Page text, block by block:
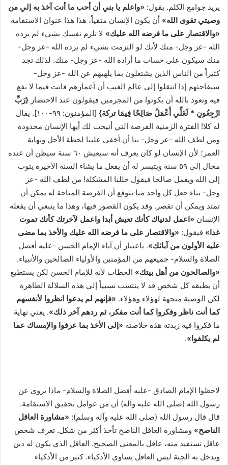
يريد جوامع الكلم. يقول: «واعلم يا بني أن أحب ما أنت آخذ به إلي من
وصيتي تقوى الله» أن يكون الإنسان متقياً، هذا هذا عنوان الاستقامة
«والاقتصار على ما فرضه الله عليك» لا تلزم نفسك بشيء لم يرده
الله -عز وجل- منك لأنك لو التزمت بشيء لم يرده الله -عز وجل-
منك سيكون على حساب ما أراده الله -عز وجل- منك. لذلك تجد
كثيراً من الناس الذين يشتغلون بما يلهيهم عن الله -عز وجل-
سيفاجئهم إذا انتقلوا إلى عالم الغيب أن أعمارهم فاتت فيما لا نفع
فيه ونعوذ بالله أن يكونوا من المجرمين فيقولون عند الاحتضار {رَبِّ
ارْجِعُونِ * لَعَلِّي أَعْمَلُ صَالِحًا فِيمَا تركة}
[المؤمنون: ٩٩-١٠٠]. يقال
له كلا! الفترة الزمنية الفرصة التي أتيحت لك أيها الإنسان محدودة
ومن لطف الله -عز وجل- بنا أن أخفى علينا لحظة الأجل ونهاية
العمر؛ لأن الإنسان لو كان يعرف أنه سيعيش ٦٠ سنة سيظن أن عنده
مجال إلى ٥٩ سنة ويتيسر له أن يفعل ما يشاء السنة الأخيرة يتوب
إلى الله ويعمل صالحا فيقول حللنا المشكلة! من لطف الله -عز
وجل- بناء جعل كل واحد منا يتوقع أن الفرصة المتاحة له يمكن أن
تمتد ويمكن أن تقصر. وقد يكون القصور فيها، وهذا ما ينبغي أن يفعله
الإنسان «اعمل لدنياك كأنك تعيش أبدا واعمل لآخرتك كأنك تموت
غدا» فيقول: «والاقتصار على ما فرضه الله عليك والأخذ بما مضى
عليه الأولون من آبائك». باعتبار أن آباء الإمام الحسن -عليه أفضل
الصلاة والسلام- جميعهم من المؤمنين والأولياء الصالحين والأنبياء.
«والصالحون من أهل بيتك» الخطاب لأنه للإمام الحسن لكن يستطيع
أن يطبقه كل شخص قد لا ينتسب نسبياً إلى هذه السلالة الطاهرة
لكن الوصية متجهة لهؤلاء وهؤلاء. «فإنهم لم يدعوا انظروا لأنفسهم
كما أنت ناظر وفكروا كما أنت مفكر، ثم ردهم آخر ذلك». يعني نهاية
ما فكروا فيه زبدته هذه خلاصته «إلى الأخذ بما عرفوا والإمساك عما
لم يكلفوا».
لاحظوا الإمام الصادق -عليه أفضل الصلاة والسلام- ماذا يروي عن
رسول الله (صلى الله عليه وآله) أن من عوامل تحقيق الاستقامة.
قال قال رسول الله (صلى الله عليه وآله وسلم): «مشاورة العاقل
الناصح» ومشاورة العاقل الناصح تأخذ أكثر من شكل. تعرف شخص
عاقل تستفيد منه، عاقل بالمعنى الصحيح. العاقل الذي يكون له دين
ويدخل به الجنة ليس العاقل يساوي الأذكياء. كثير من الأذكياء